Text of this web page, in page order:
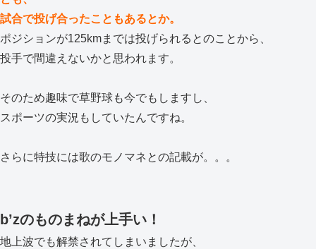
試合で投げ合ったこともあるとか。
ポジションが125kmまでは投げられるとのことから、
投手で間違えないかと思われます。
そのため趣味で草野球も今でもしますし、
スポーツの実況もしていたんですね。
さらに特技には歌のモノマネとの記載が。。。
b’zのものまねが上手い！
地上波でも解禁されてしまいましたが、